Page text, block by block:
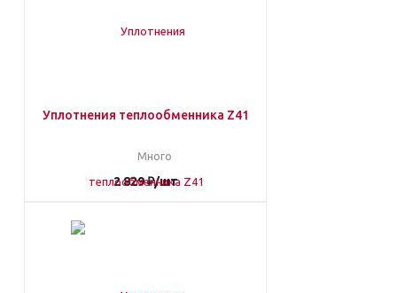
Уплотнения теплообменника Z41
Много
2 829₽/шт